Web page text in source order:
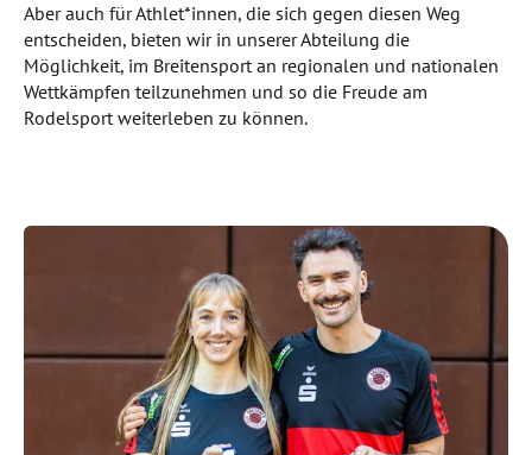
Aber auch für Athlet*innen, die sich gegen diesen Weg
entscheiden, bieten wir in unserer Abteilung die
Möglichkeit, im Breitensport an regionalen und nationalen
Wettkämpfen teilzunehmen und so die Freude am
Rodelsport weiterleben zu können.